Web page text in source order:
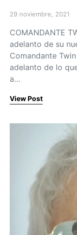
Posted on
29 noviembre, 2021
COMANDANTE
adelanto de su
Comandante
adelanto de lo
a…
View Post